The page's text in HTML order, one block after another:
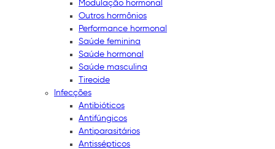
Modulação hormonal
Outros hormônios
Performance hormonal
Saúde feminina
Saúde hormonal
Saúde masculina
Tireoide
Infecções
Antibióticos
Antifúngicos
Antiparasitários
Antissépticos